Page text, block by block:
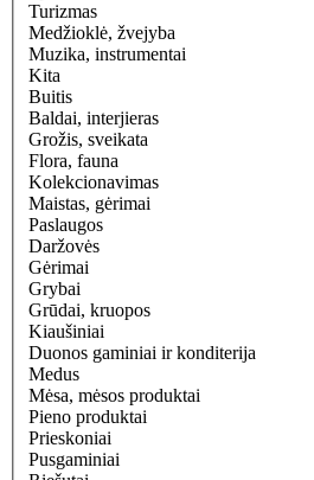
Turizmas
Medžioklė, žvejyba
Muzika, instrumentai
Kita
Buitis
Baldai, interjieras
Grožis, sveikata
Flora, fauna
Kolekcionavimas
Maistas, gėrimai
Paslaugos
Daržovės
Gėrimai
Grybai
Grūdai, kruopos
Kiaušiniai
Duonos gaminiai ir konditerija
Medus
Mėsa, mėsos produktai
Pieno produktai
Prieskoniai
Pusgaminiai